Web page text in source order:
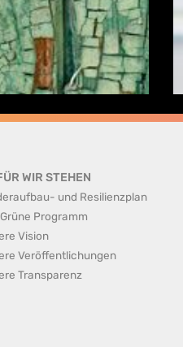
WIR STEHEN
und Resilienzplan
Programm
Vision
Veröffentlichungen
Transparenz